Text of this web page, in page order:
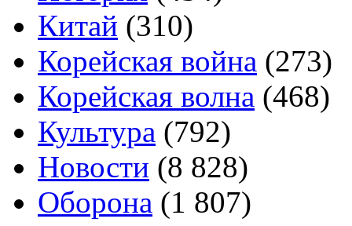
Китай (310)
Корейская война (273)
Корейская волна (468)
Культура (792)
Новости (8 828)
Оборона (1 807)